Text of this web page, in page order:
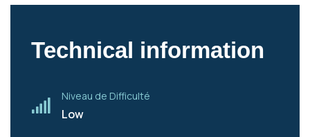
Technical information
Niveau de Difficulté
Low